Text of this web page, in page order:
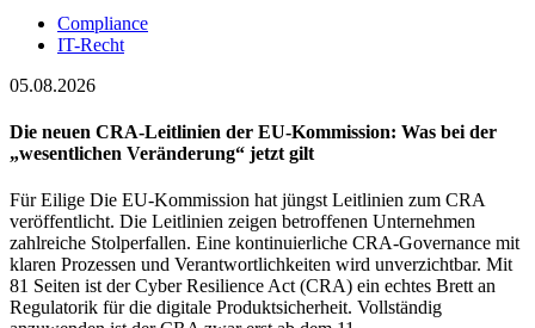
Compliance
IT-Recht
05.08.2026
Die neuen CRA-Leitlinien der EU-Kommission: Was bei der
„wesentlichen Veränderung“ jetzt gilt
Für Eilige Die EU-Kommission hat jüngst Leitlinien zum CRA
veröffentlicht. Die Leitlinien zeigen betroffenen Unternehmen
zahlreiche Stolperfallen. Eine kontinuierliche CRA-Governance mit
klaren Prozessen und Verantwortlichkeiten wird unverzichtbar. Mit
81 Seiten ist der Cyber Resilience Act (CRA) ein echtes Brett an
Regulatorik für die digitale Produktsicherheit. Vollständig